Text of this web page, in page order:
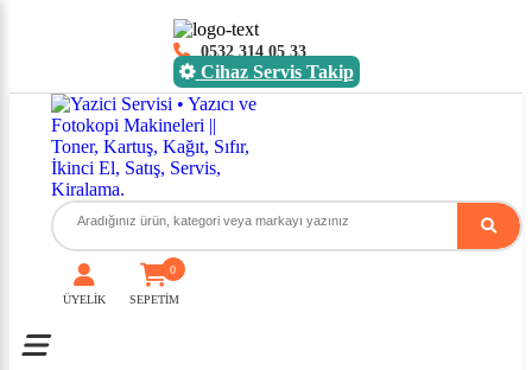
0532 314 05 33
Cihaz Servis Takip
ÜYELİK SEPETİM
0
Toggle mobile menu